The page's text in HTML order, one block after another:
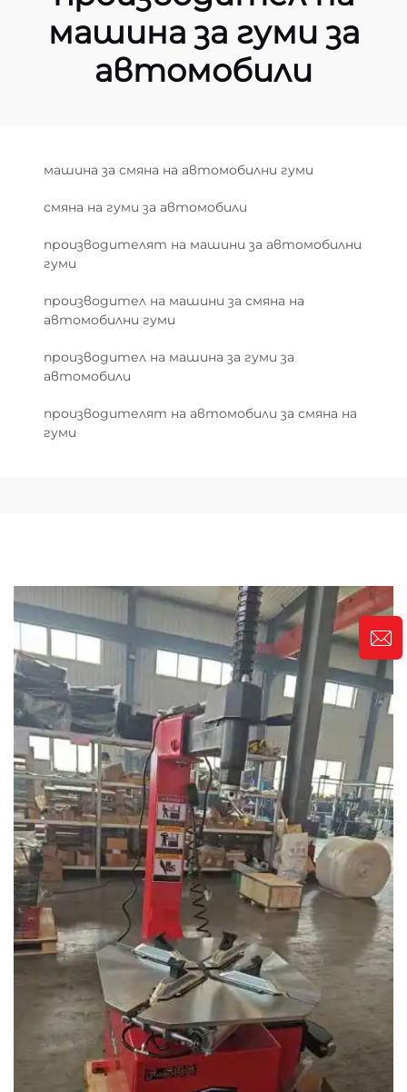
машина за гуми за
автомобили
машина за смяна на автомобилни гуми
смяна на гуми за автомобили
производителят на машини за автомобилни
гуми
производител на машини за смяна на
автомобилни гуми
производител на машина за гуми за
автомобили
производителят на автомобили за смяна на
гуми